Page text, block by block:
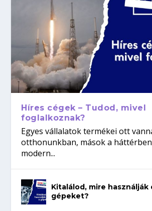
Híres cégek – Tudod, mivel
foglalkoznak?
Egyes vállalatok termékei ott
otthonunkban, mások a
modern...
Kitalálod, mire használják
gépeket?